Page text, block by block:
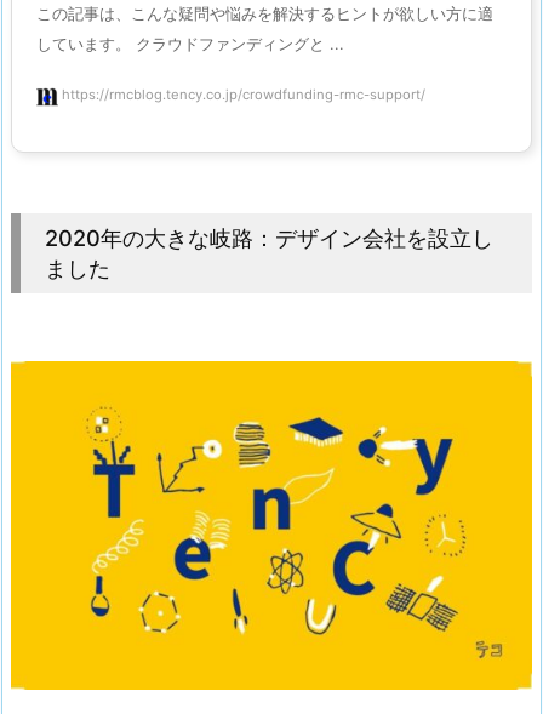
この記事は、こんな疑問や悩みを解決するヒントが欲しい方に適
しています。 クラウドファンディングと ...
https://rmcblog.tency.co.jp/crowdfunding-rmc-support/
2020年の大きな岐路：デザイン会社を設立し
ました